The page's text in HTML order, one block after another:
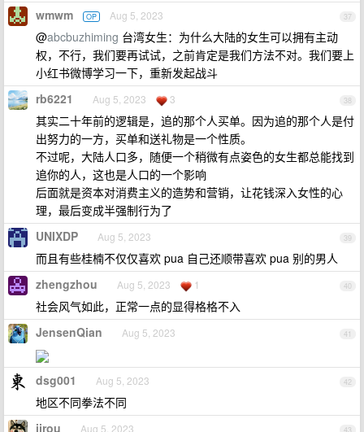
37
wmwm OP Aug 5, 2023
@abcbuzhiming 台湾女生：为什么大陆的女生可以拥有主动
权，不行，我们要再试试，之前肯定是我们方法不对。我们要上
小红书微博学习一下，重新发起战斗
38
rb6221 Aug 5, 2023 3
其实二十年前的逻辑是，追的那个人买单。因为追的那个人是付
出努力的一方，买单和送礼物是一个性质。
不过呢，大陆人口多，随便一个稍微有点姿色的女生都总能找到
追你的人，这也是人口的一个影响
后面就是资本对消费主义的造势和营销，让花钱深入女性的心
理，最后变成半强制行为了
39
UNIXDP Aug 5, 2023
而且有些桂楠不仅仅喜欢 pua 自己还顺带喜欢 pua 别的男人
40
zhengzhou Aug 5, 2023 1
社会风气如此，正常一点的显得格格不入
41
JensenQian Aug 5, 2023
42
dsg001 Aug 5, 2023
地区不同拳法不同
ijrou Aug 5, 2023